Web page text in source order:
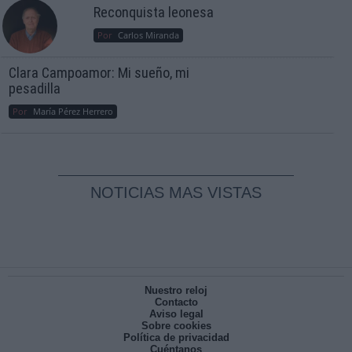
Reconquista leonesa
Por Carlos Miranda
Clara Campoamor: Mi sueño, mi
pesadilla
Por María Pérez Herrero
NOTICIAS MAS VISTAS
Nuestro reloj
Contacto
Aviso legal
Sobre cookies
Política de privacidad
Cuéntanos